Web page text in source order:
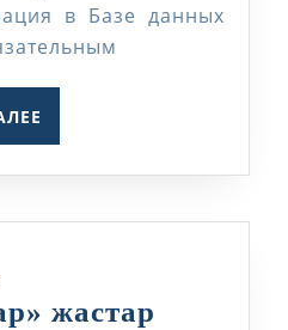
в Базе данных
жастар